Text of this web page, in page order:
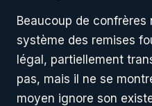
Beaucoup de confrères
système des remises
légal, partiellement
pas, mais il ne se
moyen ignore son